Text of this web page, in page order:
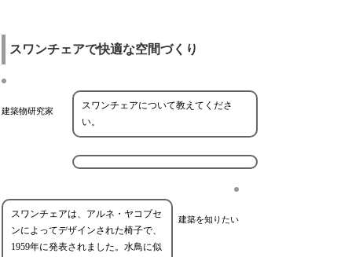
スワンチェアで快適な空間づくり
建築物研究家
スワンチェアについて教えてくださ
い。
建築を知りたい
スワンチェアは、アルネ・ヤコブセ
ンによってデザインされた椅子で、
1959年に発表されました。水鳥に似